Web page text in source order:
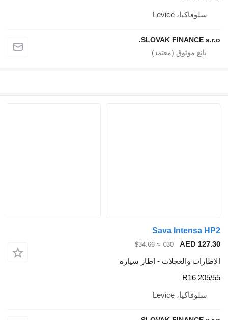
SLOVAK
Sava
€30
≈ $34.66
والعجلات - إطار سيارة